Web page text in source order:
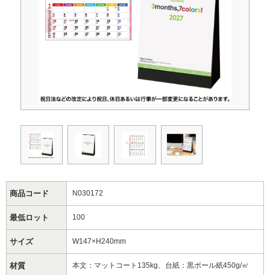
商品コード N030172
最低ロット 100
サイズ W147×H240mm
材質 本文：マットコート135kg、台紙：黒ボール紙450g/㎡